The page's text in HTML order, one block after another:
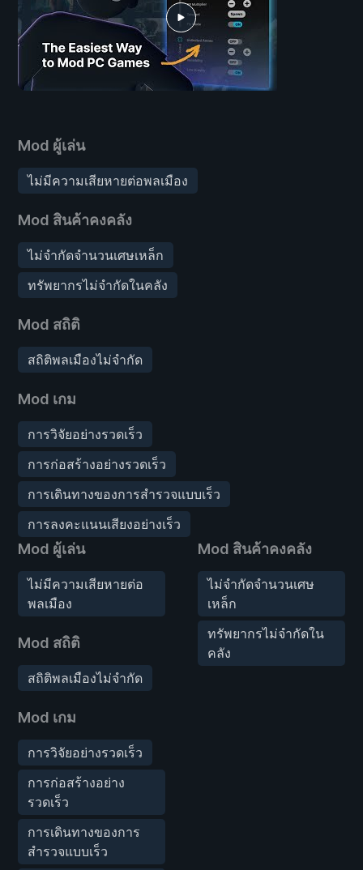
Mod ผู้เล่น
ไม่มีความเสียหายต่อพลเมือง
Mod สินค้าคงคลัง
ไม่จำกัดจำนวนเศษเหล็ก
ทรัพยากรไม่จำกัดในคลัง
Mod สถิติ
สถิติพลเมืองไม่จำกัด
Mod เกม
การวิจัยอย่างรวดเร็ว
การก่อสร้างอย่างรวดเร็ว
การเดินทางของการสำรวจแบบเร็ว
การลงคะแนนเสียงอย่างเร็ว
Mod ผู้เล่น
ไม่มีความเสียหายต่อ
พลเมือง
Mod สถิติ
สถิติพลเมืองไม่จำกัด
Mod เกม
การวิจัยอย่างรวดเร็ว
การก่อสร้างอย่าง
รวดเร็ว
การเดินทางของการ
สำรวจแบบเร็ว
Mod สินค้าคงคลัง
ไม่จำกัดจำนวนเศษ
เหล็ก
ทรัพยากรไม่จำกัดใน
คลัง